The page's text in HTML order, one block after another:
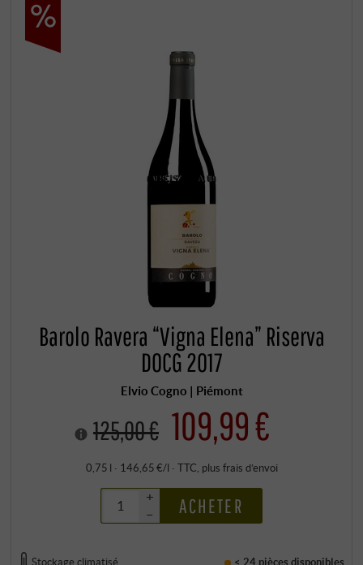
Barolo Ravera “Vigna Elena” Riserva
DOCG 2017
Elvio Cogno | Piémont
125,00 € 109,99 €
0,75 l · 146,65 €/l · TTC , plus frais d’envoi
+
–
ACHETER
Stockage climatisé < 24 pièces disponibles